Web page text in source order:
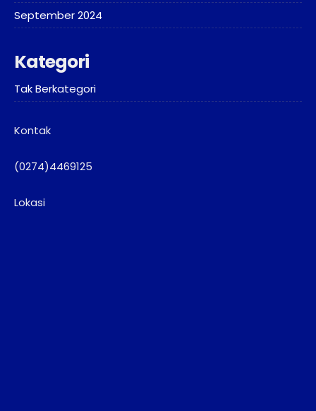
September 2024
Kategori
Tak Berkategori
Kontak
(0274)4469125
Lokasi